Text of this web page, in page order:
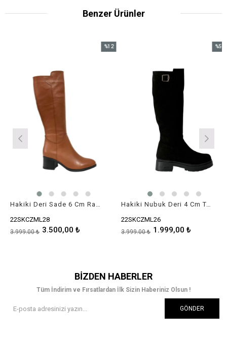
Benzer Ürünler
Hakiki Deri Sade 6 Cm Rahat Topuklu Çizme
22SKCZML28
3.500,00 ₺
3.999,00 ₺
%12
Hakiki Nubuk Deri 4 Cm Topuklu Sade Çizme
22SKCZML26
1.999,00 ₺
3.999,00 ₺
%50
BIZDEN HABERLER
Tüm İndirim ve Fırsatlardan İlk Sizin Haberiniz Olsun !
GÖNDER